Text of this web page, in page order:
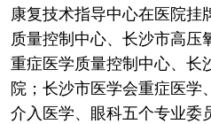
康复技术指导中心在医院挂
质量控制中心、长沙市高
重症医学质量控制中心、长
院；长沙市医学会重症医学
介入医学、眼科五个专业委